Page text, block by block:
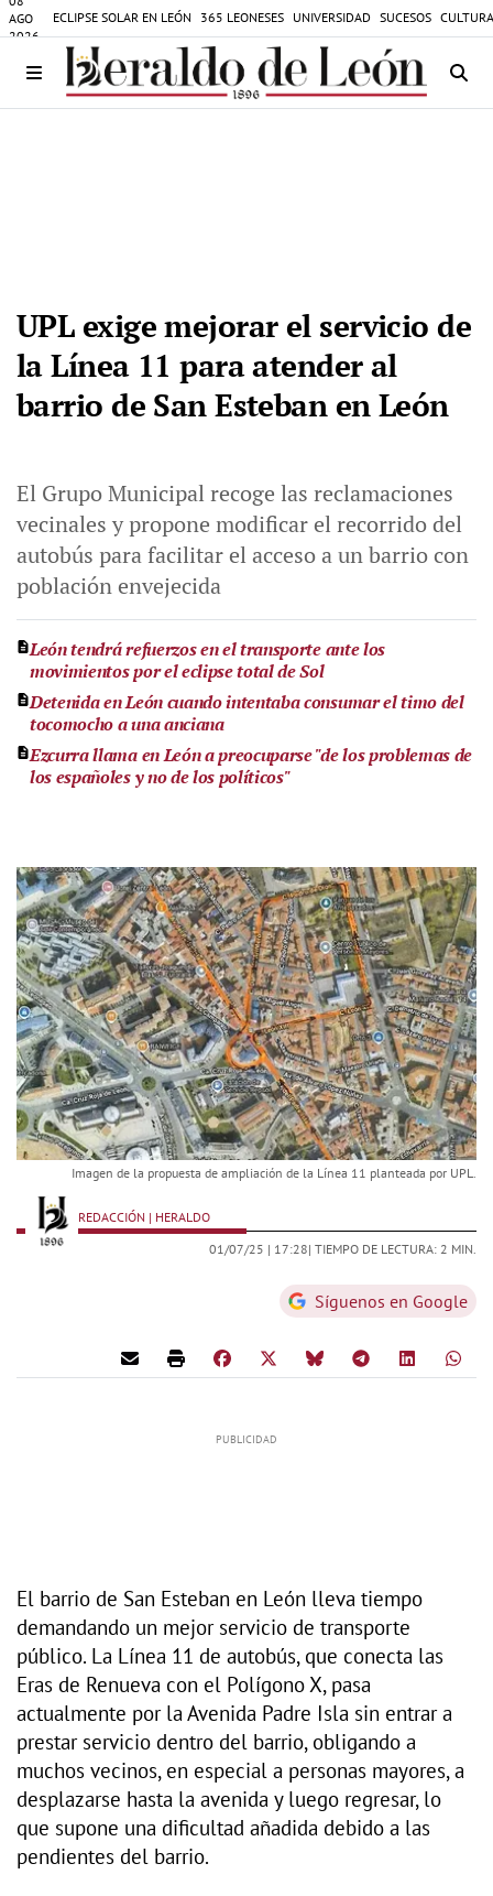
AGO
2026
ECLIPSE SOLAR EN LEÓN 365 LEONESES UNIVERSIDAD SUCESOS
UPL exige mejorar el servicio de
la Línea 11 para atender al
barrio de San Esteban en León
El Grupo Municipal recoge las reclamaciones
vecinales y propone modificar el recorrido del
autobús para facilitar el acceso a un barrio con
población envejecida
León tendrá refuerzos en el transporte ante los
movimientos por el eclipse total de Sol
Detenida en León cuando intentaba consumar el timo del
tocomocho a una anciana
Ezcurra llama en León a preocuparse "de los problemas de
los españoles y no de los políticos"
Imagen de la propuesta de ampliación de la Línea 11 planteada por UPL.
REDACCIÓN | HERALDO
01/07/25 | 17:28| TIEMPO DE LECTURA: 2 MIN.
Síguenos en Google
El barrio de San Esteban en León lleva tiempo
demandando un mejor servicio de transporte
público. La Línea 11 de autobús, que conecta las
Eras de Renueva con el Polígono X, pasa
actualmente por la Avenida Padre Isla sin entrar a
prestar servicio dentro del barrio, obligando a
muchos vecinos, en especial a personas mayores, a
desplazarse hasta la avenida y luego regresar, lo
que supone una dificultad añadida debido a las
pendientes del barrio.